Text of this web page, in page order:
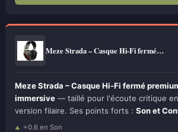
Meze Strada – Casque Hi-Fi fermé…
Meze Strada – Casque Hi-Fi fermé
immersive — taillé pour l'écoute critique
version filaire. Ses points forts : Son et
+0.6 en Son